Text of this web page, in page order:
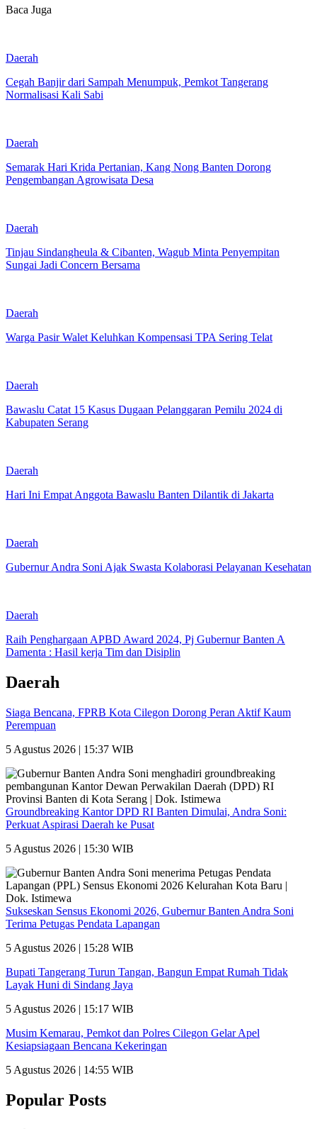
Baca Juga
Daerah
Cegah Banjir dari Sampah Menumpuk, Pemkot Tangerang
Normalisasi Kali Sabi
Daerah
Semarak Hari Krida Pertanian, Kang Nong Banten Dorong
Pengembangan Agrowisata Desa
Daerah
Tinjau Sindangheula & Cibanten, Wagub Minta Penyempitan
Sungai Jadi Concern Bersama
Daerah
Warga Pasir Walet Keluhkan Kompensasi TPA Sering Telat
Daerah
Bawaslu Catat 15 Kasus Dugaan Pelanggaran Pemilu 2024 di
Kabupaten Serang
Daerah
Hari Ini Empat Anggota Bawaslu Banten Dilantik di Jakarta
Daerah
Gubernur Andra Soni Ajak Swasta Kolaborasi Pelayanan Kesehatan
Daerah
Raih Penghargaan APBD Award 2024, Pj Gubernur Banten A
Damenta : Hasil kerja Tim dan Disiplin
Daerah
Siaga Bencana, FPRB Kota Cilegon Dorong Peran Aktif Kaum
Perempuan
5 Agustus 2026 | 15:37 WIB
Groundbreaking Kantor DPD RI Banten Dimulai, Andra Soni:
Perkuat Aspirasi Daerah ke Pusat
5 Agustus 2026 | 15:30 WIB
Sukseskan Sensus Ekonomi 2026, Gubernur Banten Andra Soni
Terima Petugas Pendata Lapangan
5 Agustus 2026 | 15:28 WIB
Bupati Tangerang Turun Tangan, Bangun Empat Rumah Tidak
Layak Huni di Sindang Jaya
5 Agustus 2026 | 15:17 WIB
Musim Kemarau, Pemkot dan Polres Cilegon Gelar Apel
Kesiapsiagaan Bencana Kekeringan
5 Agustus 2026 | 14:55 WIB
Popular Posts